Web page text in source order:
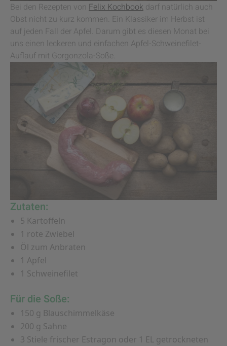
Bei den Rezepten von Felix Kochbook darf natürlich auch
Obst nicht zu kurz kommen. Ein Klassiker im Herbst ist
auf jeden Fall der Apfel. Darum gibt es diesen Monat bei
uns einen leckeren und einfachen Apfel-Schweinefilet-
Auflauf mit Gorgonzola-Soße.
Zutaten:
5 Kartoffeln
1 rote Zwiebel
Öl zum Anbraten
1 Apfel
1 Schweinefilet
Für die Soße:
150 g Blauschimmelkäse
200 g Sahne
3 Stiele frischer Estragon oder 1 EL getrockneten